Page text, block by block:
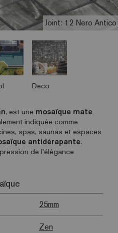
Joint: 12 Nero Antico
Deco
, est une mosaïque mate
indiquée comme
spas, saunas et espaces
antidérapante.
de l’élégance
25mm
Zen